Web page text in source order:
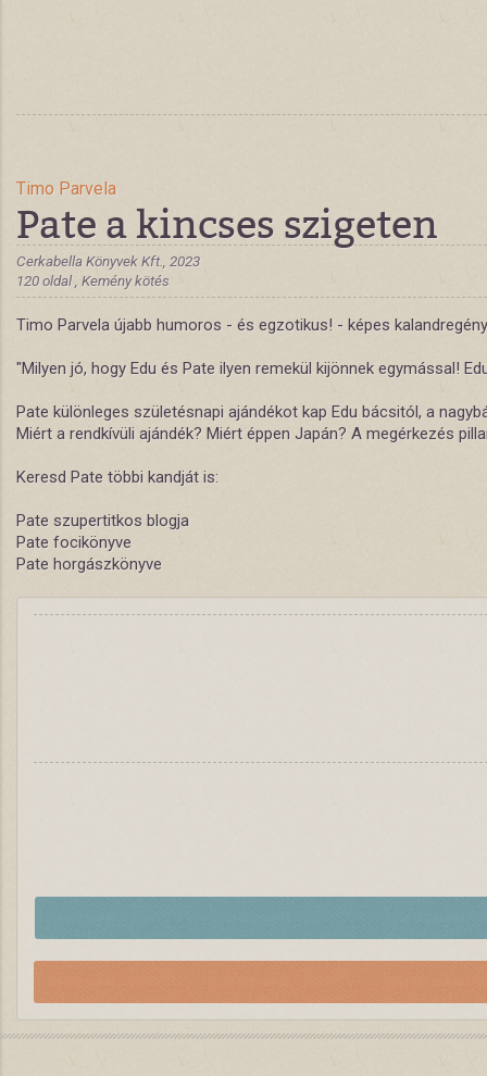
Timo Parvela
Pate a kincses szigeten
Cerkabella Könyvek Kft., 2023
120 oldal , Kemény kötés
Timo Parvela újabb humoros - és egzotikus! - képes
"Milyen jó, hogy Edu és Pate ilyen remekül kijönnek egymással!
Pate különleges születésnapi ajándékot kap Edu bácsitól, a
Miért a rendkívüli ajándék? Miért éppen Japán? A megérkezés
Keresd Pate többi kandját is:
Pate szupertitkos blogja
Pate focikönyve
Pate horgászkönyve